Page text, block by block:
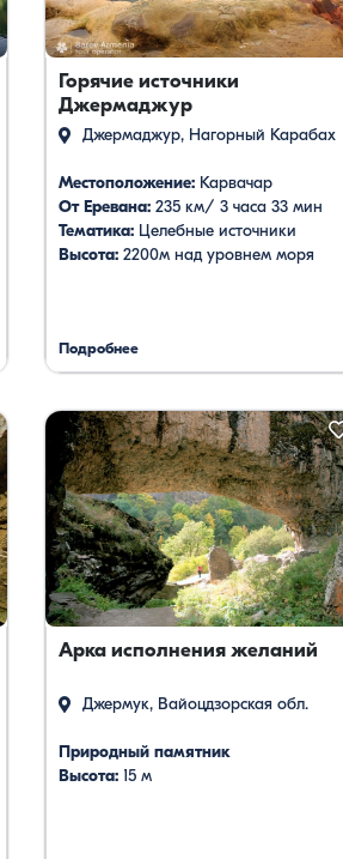
Горячие источники
Джермаджур
Джермаджур, Нагорный Карабах
Местоположение: Карвачар
От Еревана: 235 км/ 3 часа 33 мин
Тематика: Целебные источники
Высота: 2200м над уровнем моря
Подробнее
Арка исполнения желаний
Джермук, Вайоцдзорская обл.
Природный памятник
Высота: 15 м